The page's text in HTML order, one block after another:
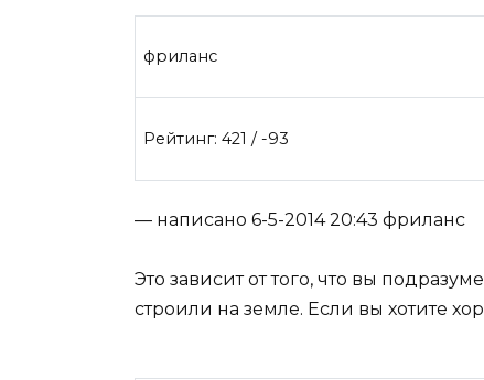
фриланс
Рейтинг: 421 / -93
— написано 6-5-2014 20:43 фриланс
Это зависит от того, что вы
строили на земле. Если вы хотите